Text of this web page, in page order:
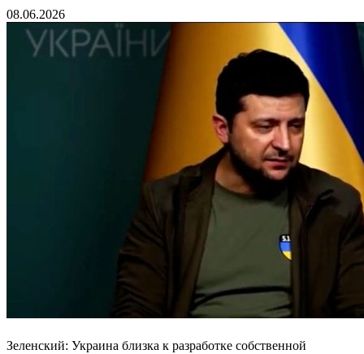
08.06.2026
Зеленский: Украина близка к разработке собственной